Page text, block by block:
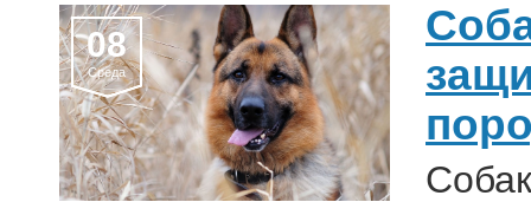
08
Среда